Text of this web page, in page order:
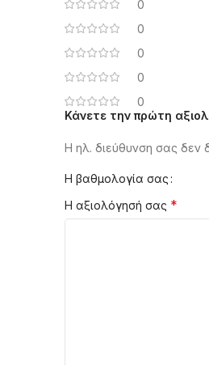
0
0
0
0
0
Κάνετε την πρώτη
Η ηλ. διεύθυνση σας δεν
Η βαθμολογία σας
Η αξιολόγησή σας *
Alternative: